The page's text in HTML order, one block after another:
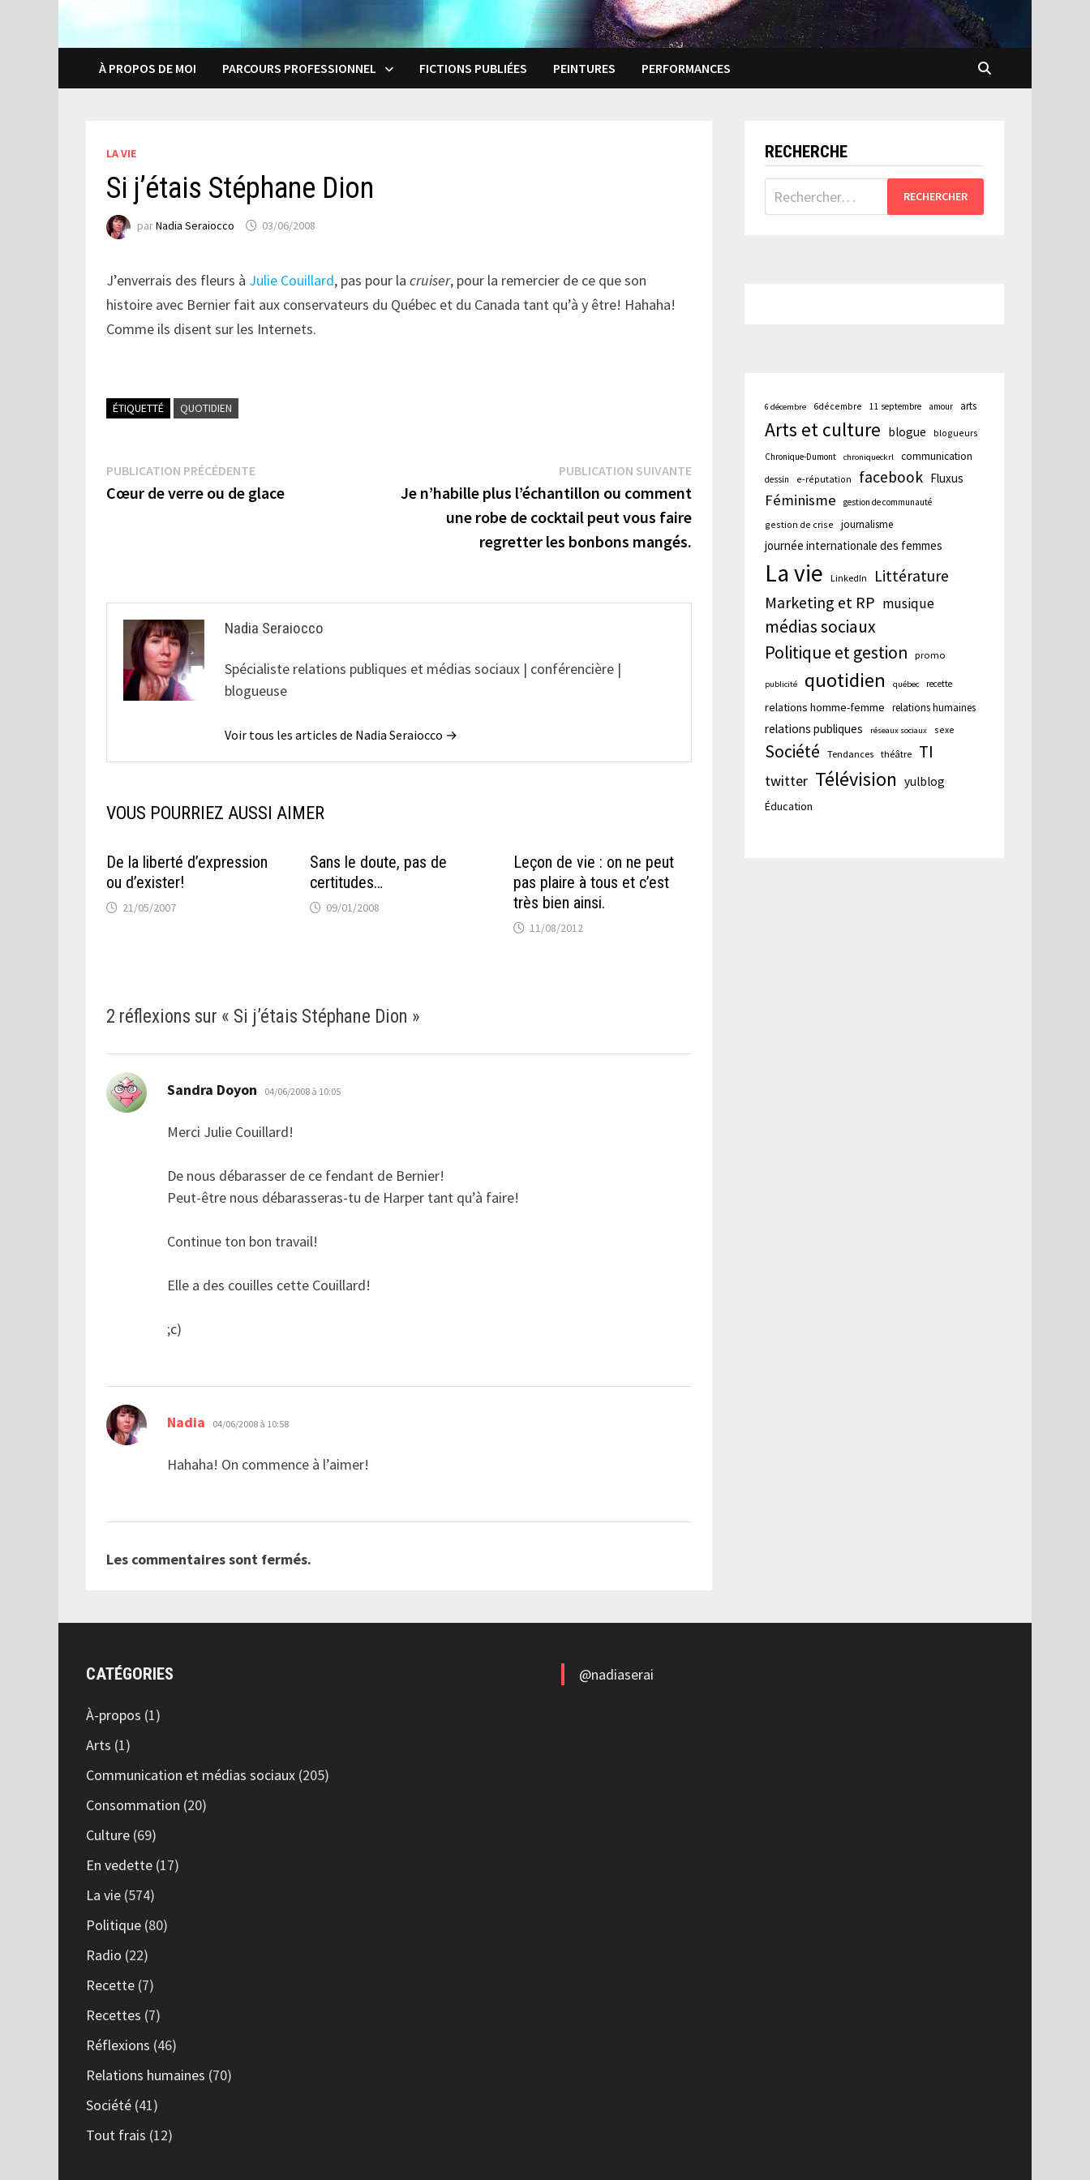
À PROPOS DE MOI PARCOURS PROFESSIONNEL FICTIONS PUBLIÉES PEINTURES PERFORMANCES
LA VIE
Si j’étais Stéphane Dion
parNadia Seraiocco 03/06/2008
J’enverrais des fleurs à Julie Couillard, pas pour lacruiser, pour la remercier de ce que son
histoire avec Bernier fait aux conservateurs du Québec et du Canada tant qu’à y être! Hahaha!
Comme ils disent sur les Internets.
ÉTIQUETTÉ QUOTIDIEN
Navigation
de
PUBLICATION PRÉCÉDENTEPublication
précédente :
Cœur de verre ou de glace
PUBLICATION SUIVANTEPublication
Je n’habille plus l’échantillon ou comment
une robe de cocktail peut vous faire
regretter les bonbons mangés.
Nadia Seraiocco
Spécialiste relations publiques et médias sociaux | conférencière |
blogueuse
Voir tous les articles de Nadia Seraiocco →
VOUS POURRIEZ AUSSI AIMER
De la liberté d’expression
ou d’exister!
21/05/2007
Sans le doute, pas de
certitudes…
09/01/2008
Leçon de vie : on ne peut
pas plaire à tous et c’est
très bien ainsi.
11/08/2012
2 réflexions sur « Si j’étais Stéphane Dion »
Sandra Doyon dit :
04/06/2008 à 10:05
Merci Julie Couillard!
De nous débarasser de ce fendant de Bernier!
Peut-être nous débarasseras-tu de Harper tant qu’à faire!
Continue ton bon travail!
Elle a des couilles cette Couillard!
;c)
Nadia dit :
04/06/2008 à 10:58
Hahaha! On commence à l’aimer!
Les commentaires sont fermés.
RECHERCHE
Rechercher :
6 décembre 6décembre 11 septembre amour arts
Arts et culture blogue blogueurs
Chronique-Dumont chroniqueckrl communication
dessin e-réputation facebook Fluxus
Féminisme gestion de communauté
gestion de crise journalisme
journée internationale des femmes
La vie LinkedIn Littérature
Marketing et RP musique
médias sociaux
Politique et gestion
promo
publicité quotidien québec recette
relations homme-femme relations humaines
relations publiques réseaux sociaux sexe
Société Tendances théâtre TI
twitter Télévision yulblog
Éducation
CATÉGORIES
À-propos (1)
Arts (1)
Communication et médias sociaux (205)
Consommation (20)
Culture (69)
En vedette (17)
La vie (574)
Politique (80)
Radio (22)
Recette (7)
Recettes (7)
Réflexions (46)
Relations humaines (70)
Société (41)
Tout frais (12)
@nadiaserai